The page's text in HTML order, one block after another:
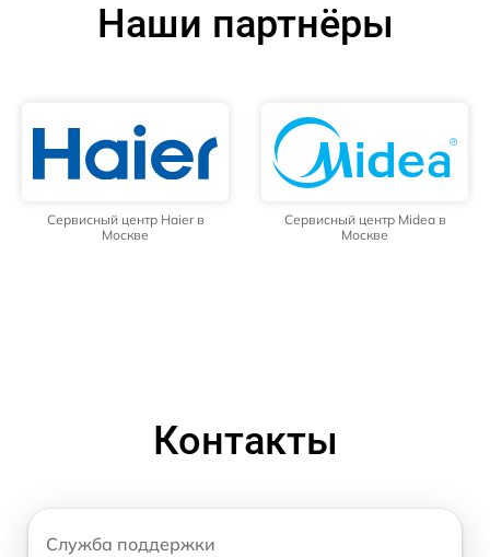
Наши партнёры
Сервисный центр Haier в
Москве
Сервисный центр Midea в
Москве
Контакты
Служба поддержки